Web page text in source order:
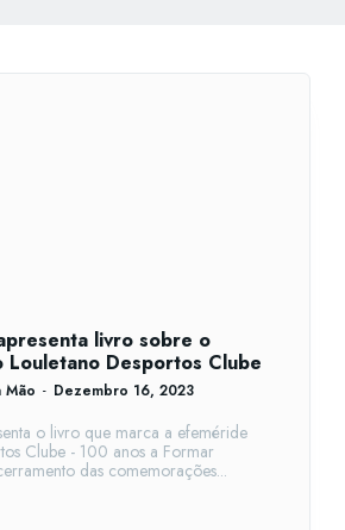
livro sobre o
Louletano Desportos Clube
Mão - Dezembro 16, 2023
Clube - 100 anos a Formar
das comemorações...